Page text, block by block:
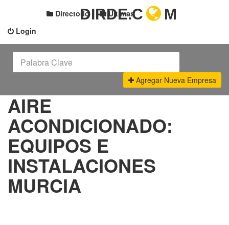
Login
Directorio Últimas
DIRDE.C M
Agregar Nueva Empresa
AIRE
ACONDICIONADO:
EQUIPOS E
INSTALACIONES
MURCIA